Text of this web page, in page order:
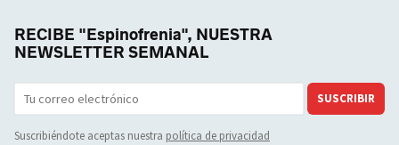
RECIBE "Espinofrenia", NUESTRA
NEWSLETTER SEMANAL
SUSCRIBIR
Suscribiéndote aceptas nuestra política de privacidad